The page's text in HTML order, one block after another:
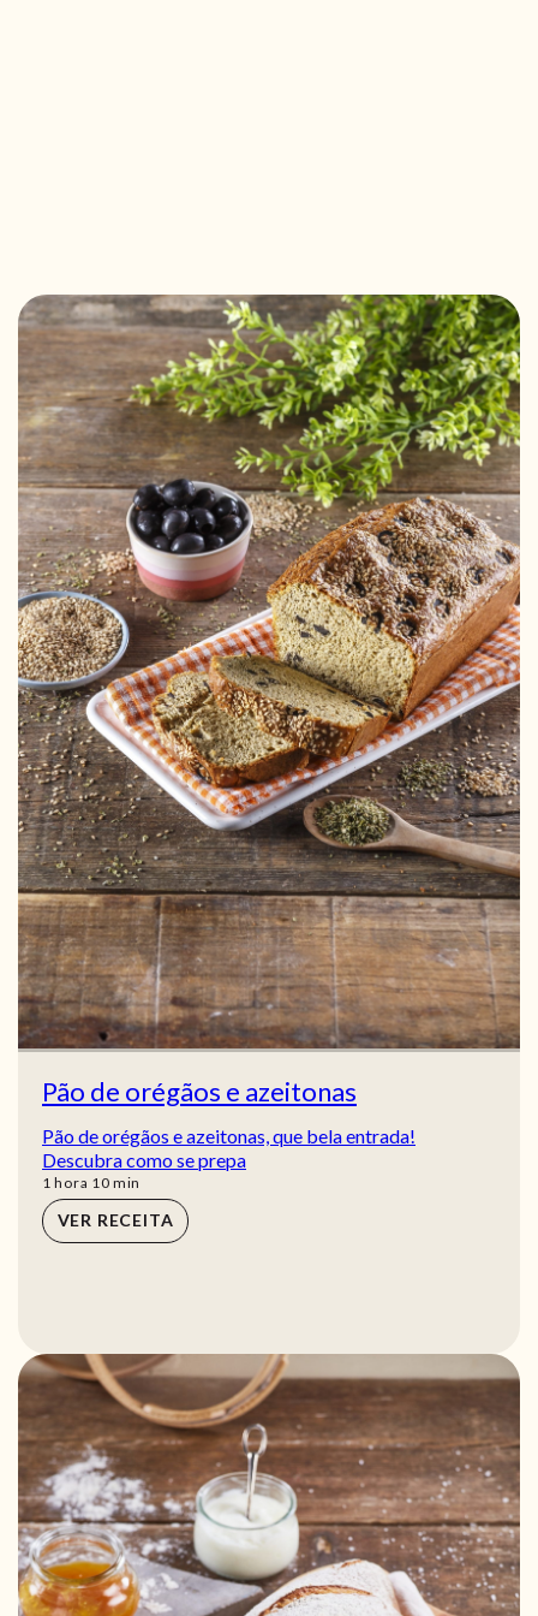
Pão de orégãos e azeitonas
Pão de orégãos e azeitonas, que bela entrada!
Descubra como se prepa
1 hora
hora 10min
min
VER RECEITA